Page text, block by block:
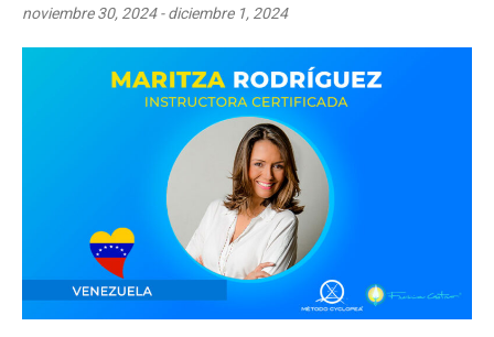
noviembre 30, 2024-diciembre 1, 2024